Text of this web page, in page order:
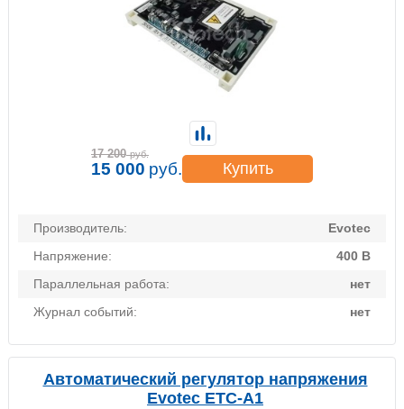
Производитель:
Evotec
Напряжение:
400 В
Параллельная работа:
нет
Журнал событий:
нет
17 200 руб.
15 000 руб. Купить
Автоматический регулятор напряжения
Evotec ETC-A1